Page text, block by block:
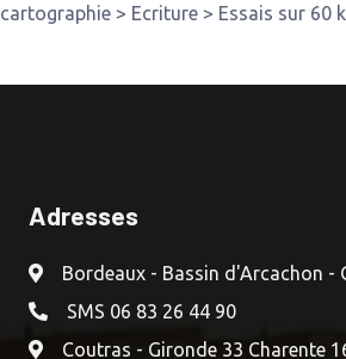
cartographie > Ecriture > Essais sur 60
Adresses
Bordeaux - Bassin d'Arcachon -
SMS 06 83 26 44 90
Coutras - Gironde 33 Charente